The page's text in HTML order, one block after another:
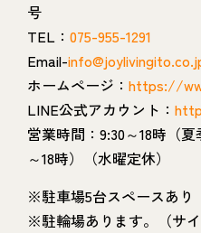
号
TEL： 075-955-1291
Email-
ホームページ： https://
LINE公式アカウント：
営業時間：9:30～18時（
～18時）（水曜定休）
※駐車場5台スペースあり
※駐輪場あります。（サイ